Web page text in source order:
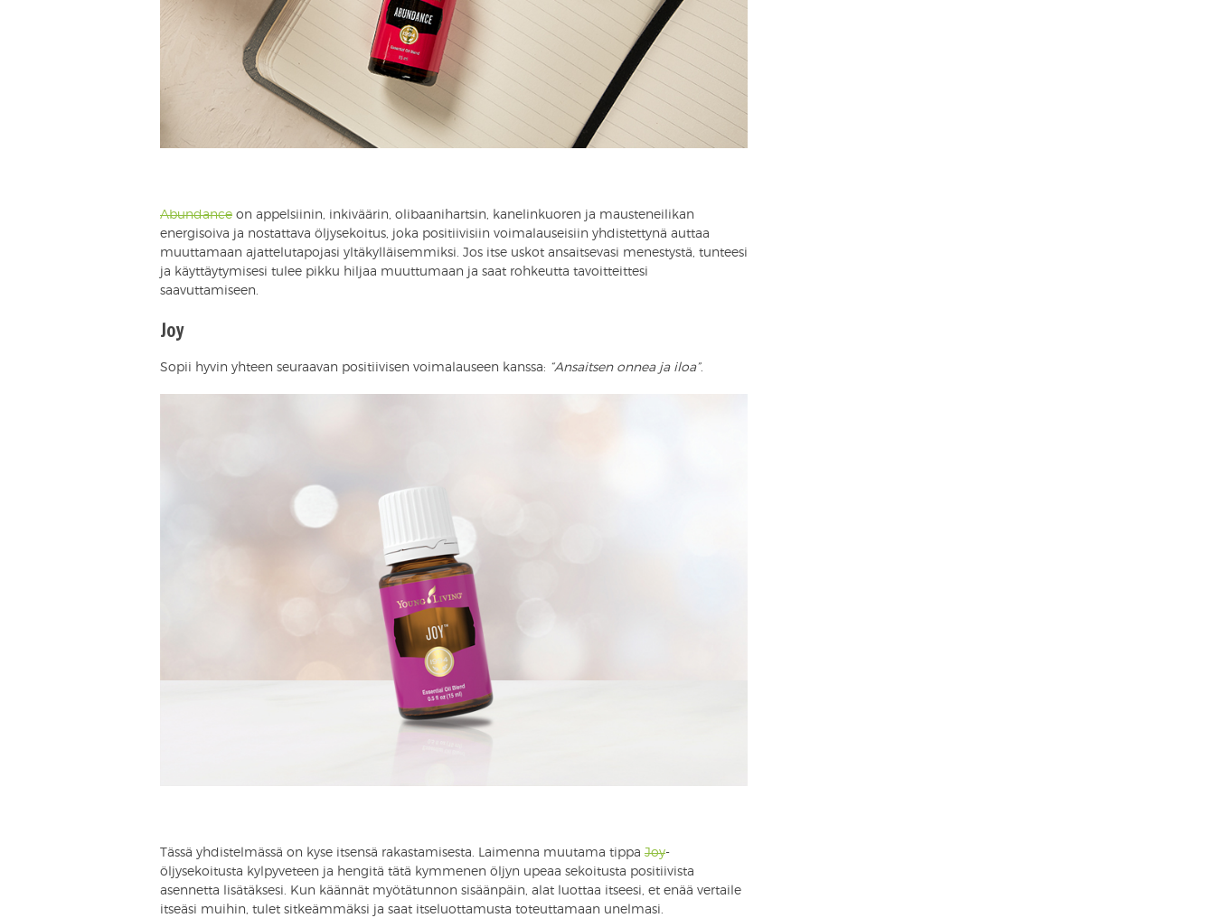
Abundance on appelsiinin, inkiväärin, olibaanihartsin, kanelinkuoren ja mausteneilikan
energisoiva ja nostattava öljysekoitus, joka positiivisiin voimalauseisiin yhdistettynä auttaa
muuttamaan ajattelutapojasi yltäkylläisemmiksi. Jos itse uskot ansaitsevasi menestystä, tunteesi
ja käyttäytymisesi tulee pikku hiljaa muuttumaan ja saat rohkeutta tavoitteittesi
saavuttamiseen.
Joy
Sopii hyvin yhteen seuraavan positiivisen voimalauseen kanssa: “Ansaitsen onnea ja iloa”.
Tässä yhdistelmässä on kyse itsensä rakastamisesta. Laimenna muutama tippa Joy-
öljysekoitusta kylpyveteen ja hengitä tätä kymmenen öljyn upeaa sekoitusta positiivista
asennetta lisätäksesi. Kun käännät myötätunnon sisäänpäin, alat luottaa itseesi, et enää vertaile
itseäsi muihin, tulet sitkeämmäksi ja saat itseluottamusta toteuttamaan unelmasi.